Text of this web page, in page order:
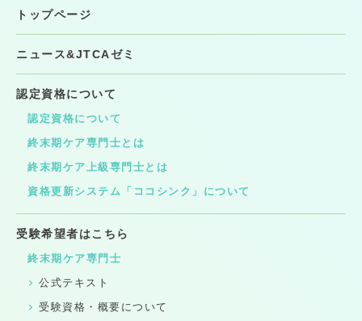
トップページ
ニュース&JTCAゼミ
認定資格について
認定資格について
終末期ケア専門士とは
終末期ケア上級専門士とは
資格更新システム「ココシンク」について
受験希望者はこちら
終末期ケア専門士
公式テキスト
受験資格・概要について